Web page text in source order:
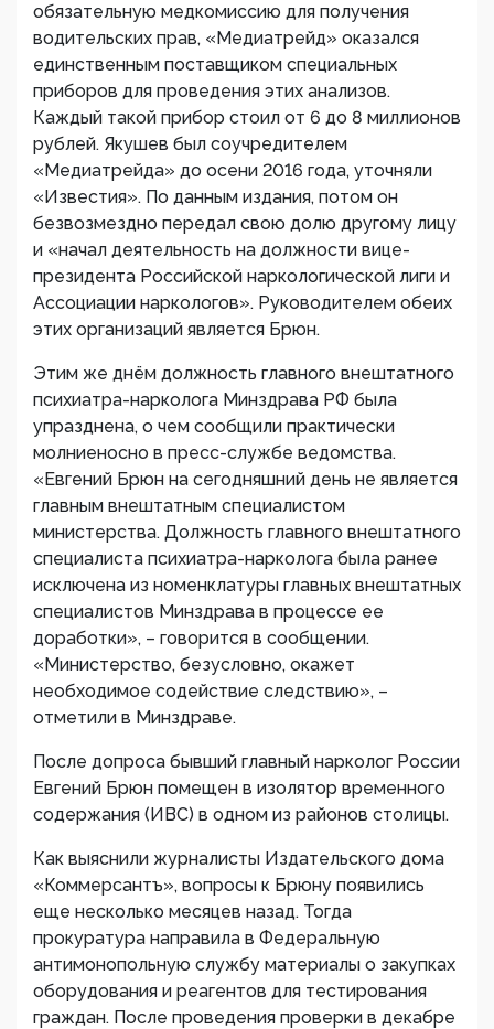
обязательную медкомиссию для получения
водительских прав, «Медиатрейд» оказался
единственным поставщиком специальных
приборов для проведения этих анализов.
Каждый такой прибор стоил от 6 до 8 миллионов
рублей. Якушев был соучредителем
«Медиатрейда» до осени 2016 года, уточняли
«Известия». По данным издания, потом он
безвозмездно передал свою долю другому лицу
и «начал деятельность на должности вице-
президента Российской наркологической лиги и
Ассоциации наркологов». Руководителем обеих
этих организаций является Брюн.
Этим же днём должность главного внештатного
психиатра-нарколога Минздрава РФ была
упразднена, о чем сообщили практически
молниеносно в пресс-службе ведомства.
«Евгений Брюн на сегодняшний день не является
главным внештатным специалистом
министерства. Должность главного внештатного
специалиста психиатра-нарколога была ранее
исключена из номенклатуры главных внештатных
специалистов Минздрава в процессе ее
доработки», – говорится в сообщении.
«Министерство, безусловно, окажет
необходимое содействие следствию», –
отметили в Минздраве.
После допроса бывший главный нарколог России
Евгений Брюн помещен в изолятор временного
содержания (ИВС) в одном из районов столицы.
Как выяснили журналисты Издательского дома
«Коммерсантъ», вопросы к Брюну появились
еще несколько месяцев назад. Тогда
прокуратура направила в Федеральную
антимонопольную службу материалы о закупках
оборудования и реагентов для тестирования
граждан. После проведения проверки в декабре